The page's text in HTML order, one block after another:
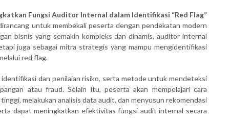
Fungsi Auditor Internal dalam Identifikasi “Red Flag”
untuk membekali peserta dengan pendekatan modern
bisnis yang semakin kompleks dan dinamis, auditor internal
juga sebagai mitra strategis yang mampu mengidentifikasi
red flag.
dan penilaian risiko, serta metode untuk mendeteksi
atau fraud. Selain itu, peserta akan mempelajari cara
melakukan analisis data audit, dan menyusun rekomendasi
dapat meningkatkan efektivitas fungsi audit internal secara